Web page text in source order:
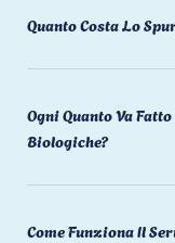
Quanto Costa Lo
Ogni Quanto Va
Biologiche?
Come Funziona Il